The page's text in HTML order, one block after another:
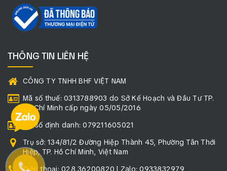
THÔNG TIN LIÊN HỆ
CÔNG TY TNHH BHF VIỆT NAM
Mã số thuế: 0313788903 do Sở Kế Hoạch và Đầu Tư TP.
Hồ Chí Minh cấp ngày 05/05/2016
Mã số định danh: 079211605021
Trụ sở: 134/81/2 Đường Hiệp Thành 45, Phường Tân Thới
Hiệp, TP. Hồ Chí Minh, Việt Nam
Điện thoại: 028 36200820 | Zalo: 0933832979